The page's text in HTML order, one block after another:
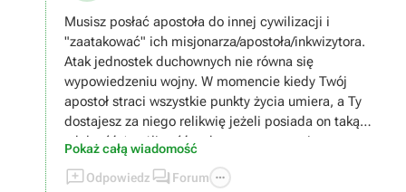
Musisz posłać apostoła do innej cywilizacji i
"zaatakować" ich misjonarza/apostoła/inkwizytora.
Atak jednostek duchownych nie równa się
wypowiedzeniu wojny. W momencie kiedy Twój
apostoł straci wszystkie punkty życia umiera, a Ty
dostajesz za niego relikwię jeżeli posiada on taką
zdolność (możliwość wyboru przy awansie
jednostki). Jeżeli pokonasz swoją jednostką inna
teologiczną postać to w okolicy Twoja religia
Pokaż całą wiadomość
Odpowiedz  Forum 